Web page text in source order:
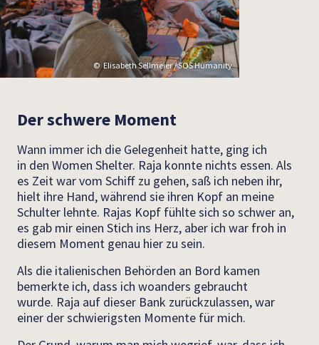
Elisabeth Sellmeier / SOS Humanity
Der schwere Moment
Wann immer ich die Gelegenheit hatte, ging ich
in den Women Shelter. Raja konnte nichts essen. Als
es Zeit war vom Schiff zu gehen, saß ich neben ihr,
hielt ihre Hand, während sie ihren Kopf an meine
Schulter lehnte. Rajas Kopf fühlte sich so schwer an,
es gab mir einen Stich ins Herz, aber ich war froh in
diesem Moment genau hier zu sein.
Als die italienischen Behörden an Bord kamen
bemerkte ich, dass ich woanders gebraucht
wurde. Raja auf dieser Bank zurückzulassen, war
einer der schwierigsten Momente für mich.